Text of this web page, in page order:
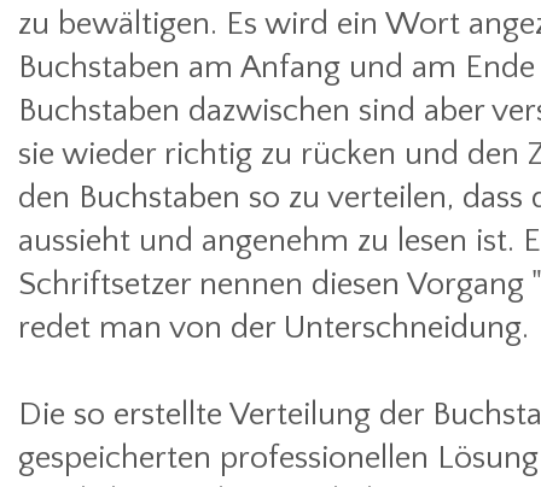
zu bewältigen. Es wird ein Wort
Buchstaben am Anfang und am
Buchstaben dazwischen sind aber
sie wieder richtig zu rücken und den
den Buchstaben so zu verteilen,
aussieht und angenehm zu lesen ist.
Schriftsetzer nennen diesen Vorgang
redet man von der Unterschneidung.
Die so erstellte Verteilung der
gespeicherten professionellen